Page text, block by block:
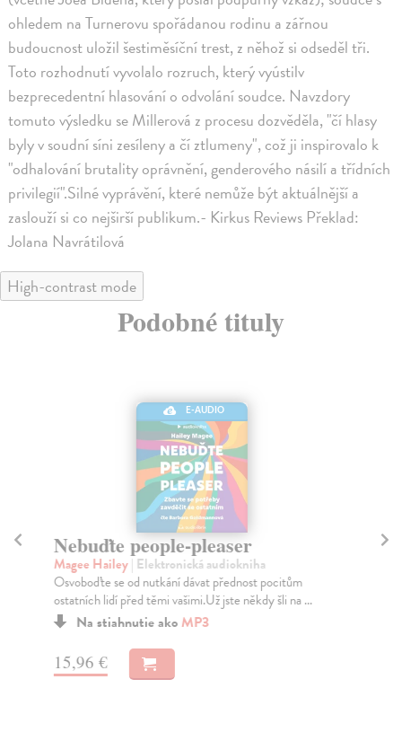
ohledem na Turnerovu spořádanou rodinu a zářnou
budoucnost uložil šestiměsíční trest, z něhož si odseděl tři.
Toto rozhodnutí vyvolalo rozruch, který vyústilv
bezprecedentní hlasování o odvolání soudce. Navzdory
tomuto výsledku se Millerová z procesu dozvěděla, "čí hlasy
byly v soudní síni zesíleny a čí ztlumeny", což ji inspirovalo k
"odhalování brutality oprávnění, genderového násilí a třídních
privilegií".Silné vyprávění, které nemůže být aktuálnější a
zaslouží si co nejširší publikum.- Kirkus Reviews Překlad:
Jolana Navrátilová
High-contrast mode
Podobné tituly
E-AUDIO
Nebuďte people-pleaser
Magee Hailey| Elektronická audiokniha
Osvoboďte se od nutkání dávat přednost pocitům
ostatních lidí před těmi vašimi.Už jste někdy šli na ...
Na stiahnutie akoMP3
15,96 €